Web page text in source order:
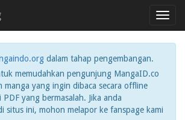
dalam tahap pengembangan.
memudahkan pengunjung MangaID.co
yang ingin dibaca secara offline
yang bermasalah. Jika anda
situs ini, mohon melapor ke fanspage kami